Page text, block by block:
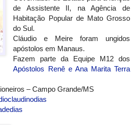
de Assistente II, na Agência de
Habitação Popular de Mato Grosso
do Sul.
Cláudio e Meire foram ungidos
apóstolos em Manaus.
Fazem parte da Equipe M12 dos
Apóstolos Renê e Ana Marita Terra
– Campo Grande/MS